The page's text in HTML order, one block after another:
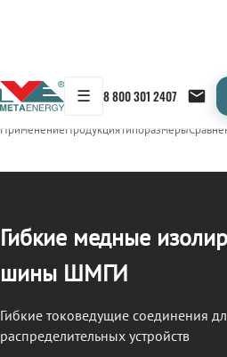
☰ 8 800 301 2407
← Продукция/ШМГИ
ПрименениеПродукцияТипоразмеры
Гибкие медные
шины ШМГИ
Гибкие токоведущие соединения
распределительных устройств